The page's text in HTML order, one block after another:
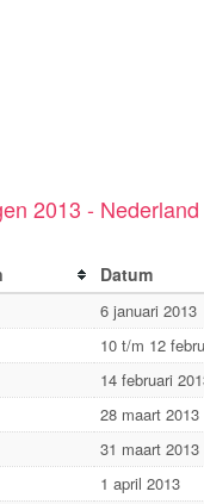
2013 - Nederland
Datum
6 januari 2013
10 t/m 12
14 februari
28 maart 2013
31 maart 2013
1 april 2013